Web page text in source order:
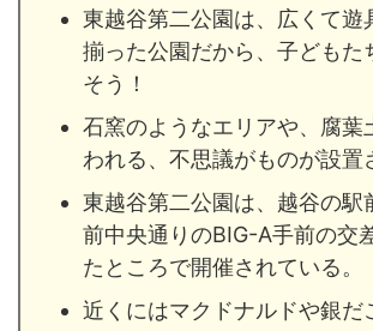
東越谷第二公園は、広くて遊
揃った公園だから、子どもた
そう！
石窯のようなエリアや、腐葉
われる、不思議がものが設置
東越谷第二公園は、越谷の駅
前中央通りのBIG-A手前の交
たところで開催されている。
近くにはマクドナルドや銀だ